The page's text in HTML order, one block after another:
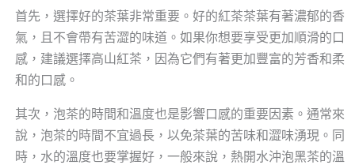
首先，選擇好的茶葉非常重要。好的紅茶茶葉有著濃郁的香
氣，且不會帶有苦澀的味道。如果你想要享受更加順滑的口
感，建議選擇高山紅茶，因為它們有著更加豐富的芳香和柔
和的口感。
其次，泡茶的時間和溫度也是影響口感的重要因素。通常來
說，泡茶的時間不宜過長，以免茶葉的苦味和澀味湧現。同
時，水的溫度也要掌握好，一般來說，熱開水沖泡黑茶的溫